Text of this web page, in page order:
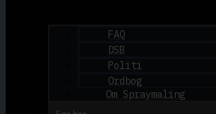
FAQ
DSB
Politi
Ordbog
Om Spraymaling